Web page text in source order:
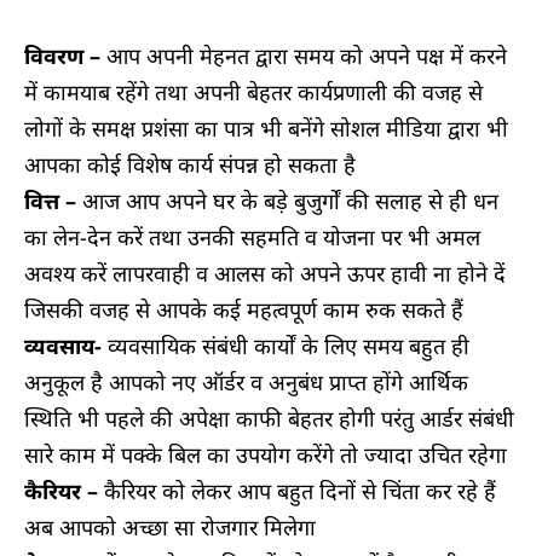
विवरण – आप अपनी मेहनत द्वारा समय को अपने पक्ष में करने
में कामयाब रहेंगे तथा अपनी बेहतर कार्यप्रणाली की वजह से
लोगों के समक्ष प्रशंसा का पात्र भी बनेंगे सोशल मीडिया द्वारा भी
आपका कोई विशेष कार्य संपन्न हो सकता है
वित्त – आज आप अपने घर के बड़े बुजुर्गों की सलाह से ही धन
का लेन-देन करें तथा उनकी सहमति व योजना पर भी अमल
अवश्य करें लापरवाही व आलस को अपने ऊपर हावी ना होने दें
जिसकी वजह से आपके कई महत्वपूर्ण काम रुक सकते हैं
व्यवसाय- व्यवसायिक संबंधी कार्यों के लिए समय बहुत ही
अनुकूल है आपको नए ऑर्डर व अनुबंध प्राप्त होंगे आर्थिक
स्थिति भी पहले की अपेक्षा काफी बेहतर होगी परंतु आर्डर संबंधी
सारे काम में पक्के बिल का उपयोग करेंगे तो ज्यादा उचित रहेगा
कैरियर – कैरियर को लेकर आप बहुत दिनों से चिंता कर रहे हैं
अब आपको अच्छा सा रोजगार मिलेगा